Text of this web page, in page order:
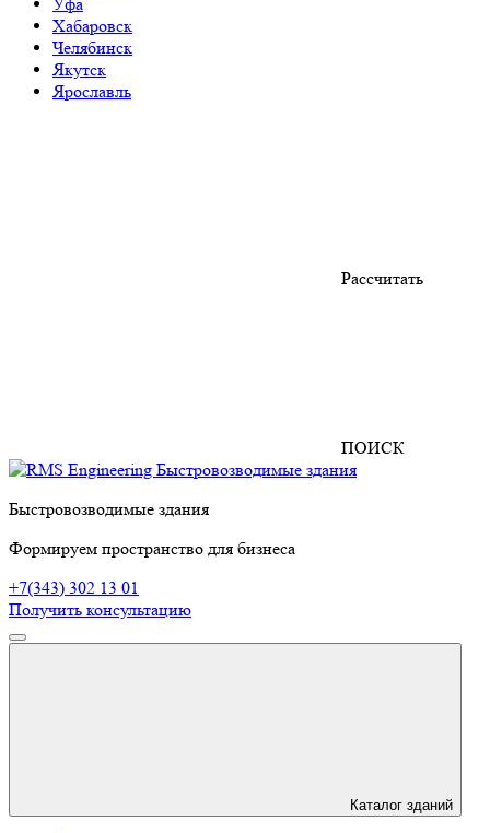
Хабаровск
Челябинск
Якутск
Ярославль
Рассчитать
ПОИСК
Быстровозводимые здания
Формируем пространство для бизнеса
+7(343) 302 13 01
Получить консультацию
Каталог зданий